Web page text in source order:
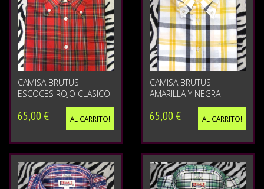
CAMISA BRUTUS
ESCOCES ROJO CLASICO
65,00 € AL CARRITO!
CAMISA BRUTUS
AMARILLA Y NEGRA
65,00 € AL CARRITO!